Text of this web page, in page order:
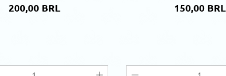
Precio
200,00 BRL Precio
150,00 BRL